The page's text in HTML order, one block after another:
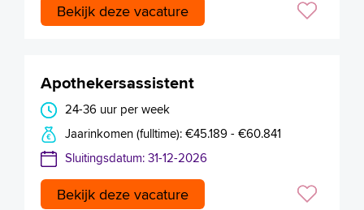
Bekijk deze vacature
Apothekersassistent
24-36 uur per week
Jaarinkomen (fulltime): €45.189 - €60.841
Sluitingsdatum: 31-12-2026
Bekijk deze vacature